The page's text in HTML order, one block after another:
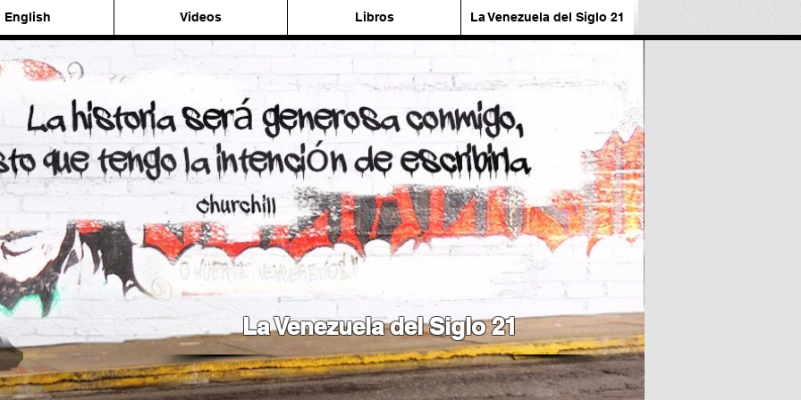
English Videos Libros La Venezuela del Siglo 21
La Venezuela del Siglo 21